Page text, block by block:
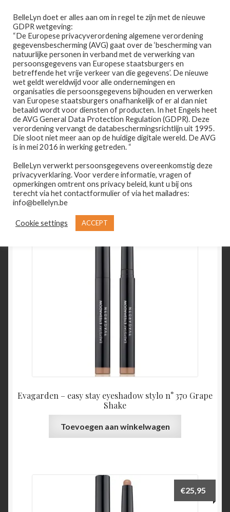
door
naar
navigatie
naar
de
inhoud
Menu
Home
Afspraak maken
Prijslijst
Winkel
Contact
Wie is Belle-Lyn ?
Home PRODUCTEN GETAGGED “STYLO”
stylo
Toont alle 3 resultaten
Evagarden – easy stay eyeshadow stylo n° 370 Grape
Shake
Toevoegen aan winkelwagen
€25,95
BelleLyn doet er alles aan om in regel te zijn met de nieuwe
GDPR wetgeving:
“De Europese privacyverordening algemene verordening
gegevensbescherming (AVG) gaat over de ‘bescherming van
natuurlijke personen in verband met de verwerking van
persoonsgegevens van Europese staatsburgers en
betreffende het vrije verkeer van die gegevens’. De nieuwe
wet geldt wereldwijd voor alle ondernemingen en
organisaties die persoonsgegevens bijhouden en verwerken
van Europese staatsburgers onafhankelijk of er al dan niet
betaald wordt voor diensten of producten. In het Engels heet
de AVG General Data Protection Regulation (GDPR). Deze
verordening vervangt de databeschermingsrichtlijn uit 1995.
Die sloot niet meer aan op de huidige digitale wereld. De AVG
is in mei 2016 in werking getreden. “
BelleLyn verwerkt persoonsgegevens overeenkomstig deze
privacyverklaring. Voor verdere informatie, vragen of
opmerkingen omtrent ons privacy beleid, kunt u bij ons
terecht via het contactformulier of via het mailadres:
info@bellelyn.be
Cookie settings ACCEPT